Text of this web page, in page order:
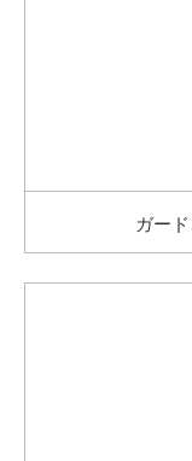
ガー